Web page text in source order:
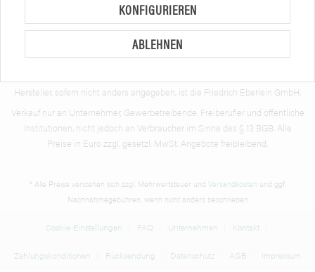
Hersteller, sofern nicht anders angegeben, ist die Friedrich Eberlein GmbH.
Verkauf nur an Unternehmer, Gewerbetreibende, Freiberufler und öffentliche
Institutionen, nicht jedoch an Verbraucher im Sinne des § 13 BGB. Alle
Preise in Euro zzgl. gesetzl. MwSt. Angebote freibleibend.
* Alle Preise verstehen sich zzgl. Mehrwertsteuer und Versandkosten und ggf.
Nachnahmegebühren, wenn nicht anders beschrieben
Cookie-Einstellungen FAQ Unternehmen Kontakt
Zahlungskonditionen Rücksendung Datenschutz AGB Impressum
KONFIGURIEREN
ABLEHNEN